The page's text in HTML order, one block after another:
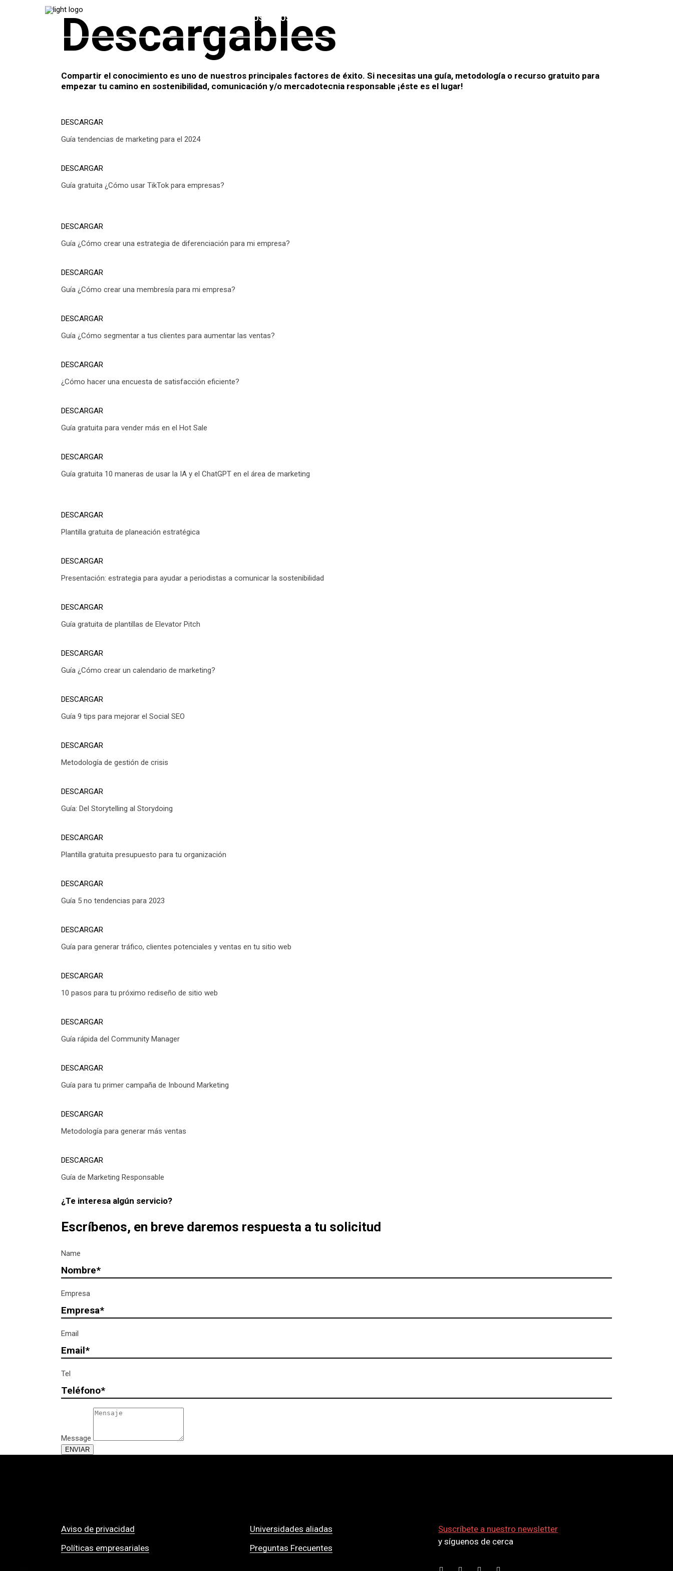
NOSOTROS
Descargables
Compartir el conocimiento es uno de nuestros principales factores de éxito. Si necesitas una guía, metodología o recurso gratuito para
empezar tu camino en sostenibilidad, comunicación y/o mercadotecnia responsable ¡éste es el lugar!
DESCARGAR
Guía tendencias de marketing para el 2024
DESCARGAR
Guía gratuita ¿Cómo usar TikTok para empresas?
DESCARGAR
Guía ¿Cómo crear una estrategia de diferenciación para mi empresa?
DESCARGAR
Guía ¿Cómo crear una membresía para mi empresa?
DESCARGAR
Guía ¿Cómo segmentar a tus clientes para aumentar las ventas?
DESCARGAR
¿Cómo hacer una encuesta de satisfacción eficiente?
DESCARGAR
Guía gratuita para vender más en el Hot Sale
DESCARGAR
Guía gratuita 10 maneras de usar la IA y el ChatGPT en el área de marketing
DESCARGAR
Plantilla gratuita de planeación estratégica
DESCARGAR
Presentación: estrategia para ayudar a periodistas a comunicar la sostenibilidad
DESCARGAR
Guía gratuita de plantillas de Elevator Pitch
DESCARGAR
Guía ¿Cómo crear un calendario de marketing?
DESCARGAR
Guía 9 tips para mejorar el Social SEO
DESCARGAR
Metodología de gestión de crisis
DESCARGAR
Guía: Del Storytelling al Storydoing
DESCARGAR
Plantilla gratuita presupuesto para tu organización
DESCARGAR
Guía 5 no tendencias para 2023
DESCARGAR
Guía para generar tráfico, clientes potenciales y ventas en tu sitio web
DESCARGAR
10 pasos para tu próximo rediseño de sitio web
DESCARGAR
Guía rápida del Community Manager
DESCARGAR
Guía para tu primer campaña de Inbound Marketing​
DESCARGAR
Metodología para generar más ventas
DESCARGAR
Guía de Marketing​ Responsable
¿Te interesa algún servicio?
Escríbenos, en breve daremos respuesta a tu solicitud
Name
Empresa
Email
Tel
Message
ENVIAR
Aviso de privacidad
Políticas empresariales
Universidades aliadas
Preguntas Frecuentes
Suscríbete a nuestro newsletter
y síguenos de cerca